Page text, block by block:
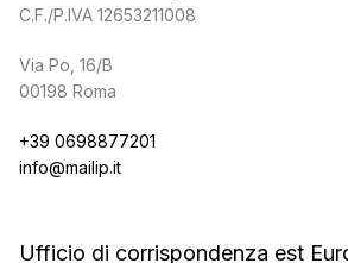
C.F./P.IVA 12653211008
Via Po, 16/B
00198 Roma
+39 0698877201
info@mailip.it
Ufficio di corrispondenza est